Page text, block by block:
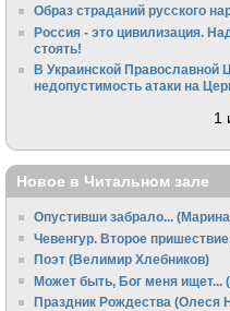
Образ страданий русского
Россия - это цивилизация.
стоять!
В Украинской Православной
недопустимость атаки на
1
Новое в Читальном зале
Опустивши забрало...
Чевенгур. Второе
Поэт (Велимир Хлебников)
Может быть, Бог меня ищет...
Праздник Рождества (Олеся